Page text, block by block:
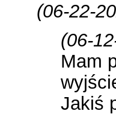
(06-22-
(06-
Mam
Jakiś